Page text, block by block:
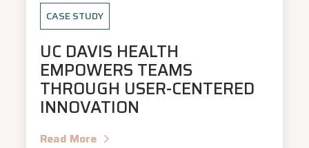
CASE STUDY
UC DAVIS HEALTH
EMPOWERS TEAMS
THROUGH USER-CENTERED
INNOVATION
Read More